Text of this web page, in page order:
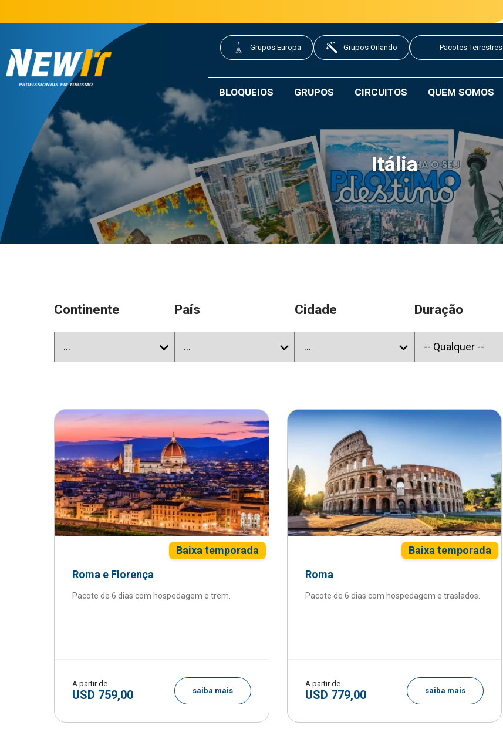
NewIt - Profissionais em Turismo
Grupos Europa Grupos Orlando Pacotes Terrestres
BLOQUEIOS GRUPOS CIRCUITOS QUEM SOMOS
Itália
Continente País Cidade Duração
Baixa temporada
Roma e Florença
Pacote de 6 dias com hospedagem e trem.
A partir de
USD 759,00 saiba mais
Baixa temporada
Roma
Pacote de 6 dias com hospedagem e traslados.
A partir de
USD 779,00 saiba mais